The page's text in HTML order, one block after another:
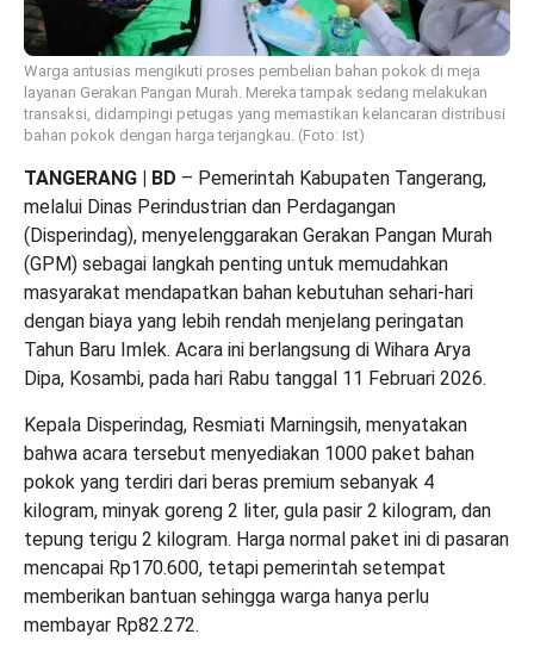
Warga antusias mengikuti proses pembelian bahan pokok di meja
layanan Gerakan Pangan Murah. Mereka tampak sedang melakukan
transaksi, didampingi petugas yang memastikan kelancaran distribusi
bahan pokok dengan harga terjangkau. (Foto: Ist)
TANGERANG | BD – Pemerintah Kabupaten Tangerang,
melalui Dinas Perindustrian dan Perdagangan
(Disperindag), menyelenggarakan Gerakan Pangan Murah
(GPM) sebagai langkah penting untuk memudahkan
masyarakat mendapatkan bahan kebutuhan sehari-hari
dengan biaya yang lebih rendah menjelang peringatan
Tahun Baru Imlek. Acara ini berlangsung di Wihara Arya
Dipa, Kosambi, pada hari Rabu tanggal 11 Februari 2026.
Kepala Disperindag, Resmiati Marningsih, menyatakan
bahwa acara tersebut menyediakan 1000 paket bahan
pokok yang terdiri dari beras premium sebanyak 4
kilogram, minyak goreng 2 liter, gula pasir 2 kilogram, dan
tepung terigu 2 kilogram. Harga normal paket ini di pasaran
mencapai Rp170.600, tetapi pemerintah setempat
memberikan bantuan sehingga warga hanya perlu
membayar Rp82.272.